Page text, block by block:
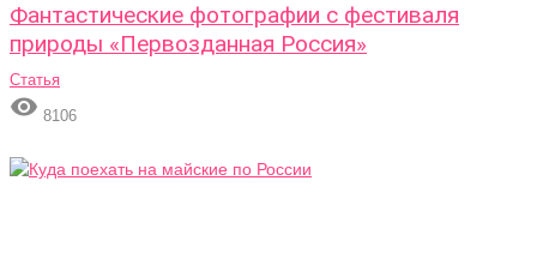
Фантастические фотографии с фестиваля
природы «Первозданная Россия»
Статья
 8106